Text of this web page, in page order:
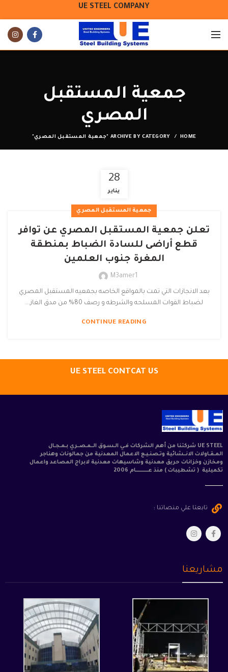
UE STEEL COMPANY
جمعية المستقبل
المصري
HOME ARCHIVE BY CATEGORY "جمعية المستقبل المصري"
28
يناير
جمعية المستقبل المصري
تعلن جمعية المستقبل المصري عن توافر
قطع أراضى للسادة الضباط بمنطقة
المغرة جنوب العلمين
M3amer1
بعد الانجازات التي تمت بالمواقع الخاصه بجمعيه المستقبل المصري
لضباط القوات المسلحه والشرطه و رصف 80% من مدق الغاز...
CONTINUE READING
UE STEEL CONTCAT US
UE STEEL شركتنا من أهم الشركات فـي الـسـوق الــمـصــري بـمـجـال
المـقـاولات الانــشائية وتـصنـيـع الاعمال المعدنية من جمالونات وهناجر
ومخازن وخزانات حريق معدنية وشاسيهات معدنية لابراج المصاعد واعمال
تكميلية ( تشطيبات ) منذ عــــــــــــام 2006
تابعتا علي منصاتنا :
مشاريعنا